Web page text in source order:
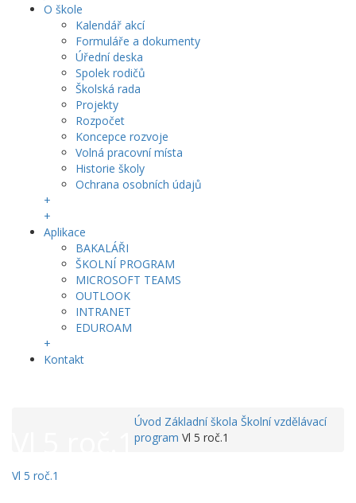
O škole
Kalendář akcí
Formuláře a dokumenty
Úřední deska
Spolek rodičů
Školská rada
Projekty
Rozpočet
Koncepce rozvoje
Volná pracovní místa
Historie školy
Ochrana osobních údajů
+
+
Aplikace
BAKALÁŘI
ŠKOLNÍ PROGRAM
MICROSOFT TEAMS
OUTLOOK
INTRANET
EDUROAM
+
Kontakt
Úvod Základní škola Školní vzdělávací
program Vl 5 roč.1
Vl 5 roč.1